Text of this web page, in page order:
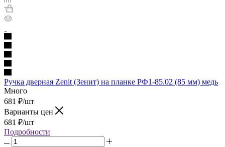
Ручка дверная Zenit (Зенит) на планке РФ1-85.02 (85 мм) медь
Много
681 ₽/шт
Варианты цен
681 ₽/шт
Подробности